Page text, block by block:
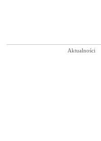
Aktualności